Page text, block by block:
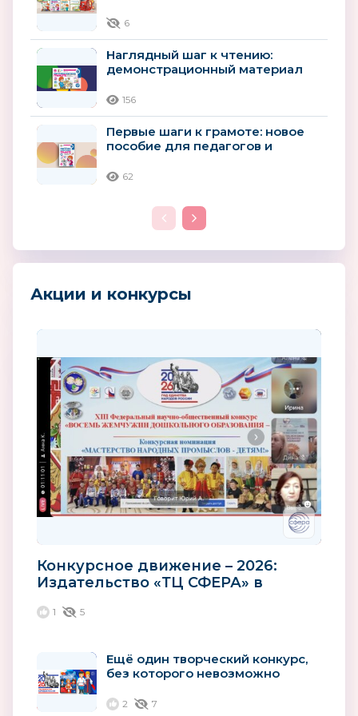
обучению
6
Наглядный шаг к чтению:
демонстрационный материал
156
Первые шаги к грамоте: новое
пособие для педагогов и
62
Акции и конкурсы
Конкурсное движение – 2026:
Издательство «ТЦ СФЕРА» в
ДОО и...
1 5
Ещё один творческий конкурс,
без которого невозможно
2 7